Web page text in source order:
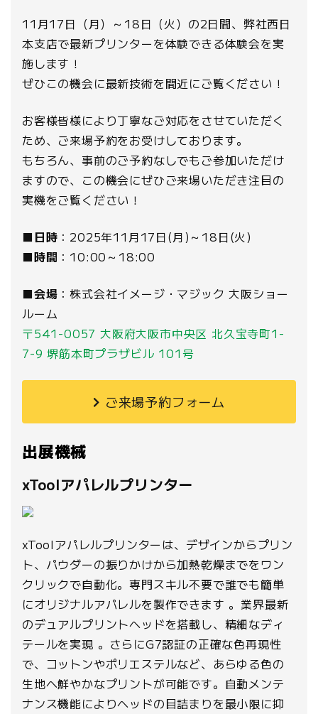
11月17日（月）～18日（火）の2日間、弊社西日
本支店で最新プリンターを体験できる体験会を実
施します！
ぜひこの機会に最新技術を間近にご覧ください！
お客様皆様により丁寧なご対応をさせていただく
ため、ご来場予約をお受けしております。
もちろん、事前のご予約なしでもご参加いただけ
ますので、この機会にぜひご来場いただき注目の
実機をご覧ください！
■日時 ：2025年11月17日(月)～18日(火)
■時間 ：10:00～18:00
■会場 ：株式会社イメージ・マジック 大阪ショー
ルーム
〒541-0057 大阪府大阪市中央区 北久宝寺町1-
7-9 堺筋本町プラザビル 101号
ご来場予約フォーム
出展機械
xToolアパレルプリンター
xToolアパレルプリンターは、デザインからプリン
ト、パウダーの振りかけから加熱乾燥までをワン
クリックで自動化。専門スキル不要で誰でも簡単
にオリジナルアパレルを製作できます 。業界最新
のデュアルプリントヘッドを搭載し、精細なディ
テールを実現 。さらにG7認証の正確な色再現性
で、コットンやポリエステルなど、あらゆる色の
生地へ鮮やかなプリントが可能です。自動メンテ
ナンス機能によりヘッドの目詰まりを最小限に抑